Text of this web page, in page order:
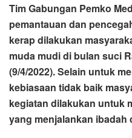
Tim Gabungan Pemko
pemantauan dan
kerap dilakukan
muda mudi di bulan suci
(9/4/2022). Selain untuk
kebiasaan tidak baik
kegiatan dilakukan untuk
yang menjalankan ibadah